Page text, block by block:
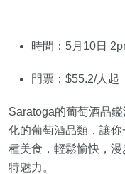
時間：5月10日
門票：$55.2/人起
Saratoga的葡萄酒品
化的葡萄酒品類，讓
種美食，輕鬆愉快，
特魅力。